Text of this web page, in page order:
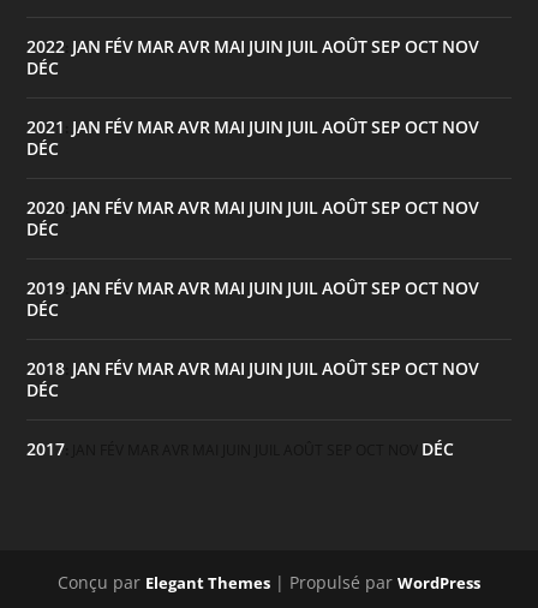
2022 JAN FÉV MAR AVR MAI JUIN JUIL AOÛTSEP OCT NOV
DÉC
2021 JAN FÉV MAR AVR MAI JUIN JUIL AOÛTSEP OCT NOV
DÉC
2020 JAN FÉV MAR AVR MAI JUIN JUIL AOÛTSEP OCT NOV
DÉC
2019 JAN FÉV MAR AVR MAI JUIN JUIL AOÛTSEP OCT NOV
DÉC
2018 JAN FÉV MAR AVR MAI JUIN JUIL AOÛTSEP OCT NOV
DÉC
2017 DÉC
Conçu par Elegant Themes | Propulsé par WordPress